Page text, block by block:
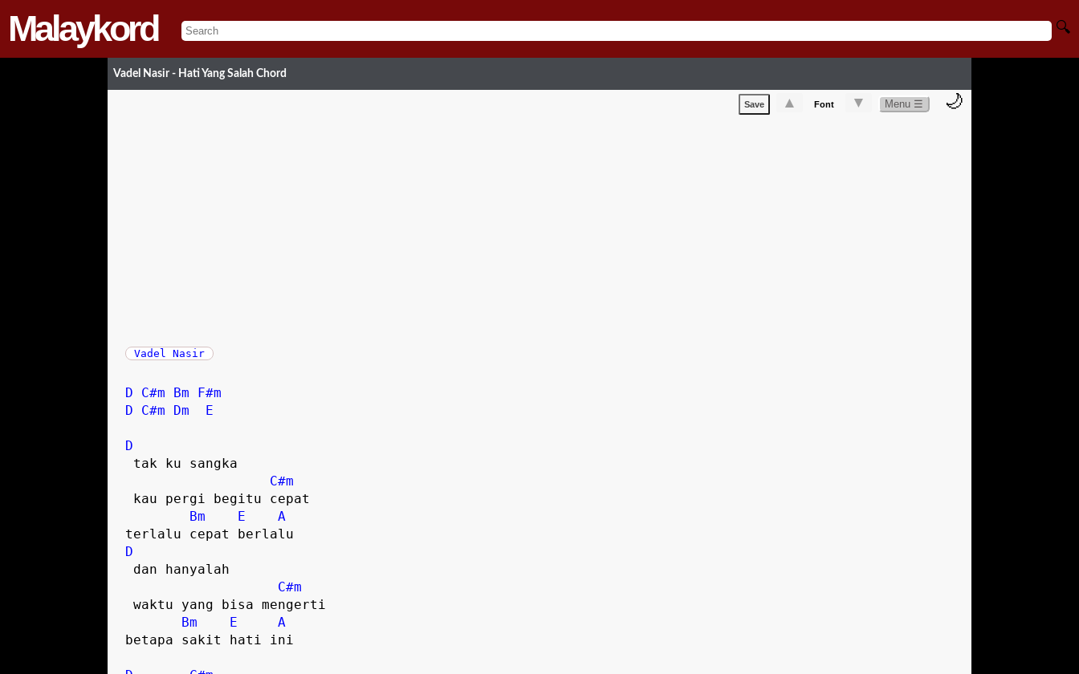
Malaykord 🔍
Vadel Nasir - Hati Yang Salah Chord
Save ▲ Font ▼ Menu ☰ 🌙
Vadel Nasir
D C#m Bm
F#m
D
C#m Dm E
D
C#m
Bm
E
A
D
C#m
Bm
E
A
betapa sakit hati ini